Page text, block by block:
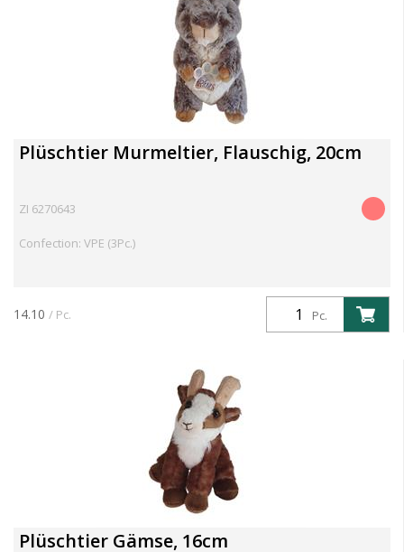
Plüschtier Murmeltier, Flauschig, 20cm
ZI 6270643
Confection: VPE (3Pc.)
Pc.
14.10 / Pc.
Plüschtier Gämse, 16cm